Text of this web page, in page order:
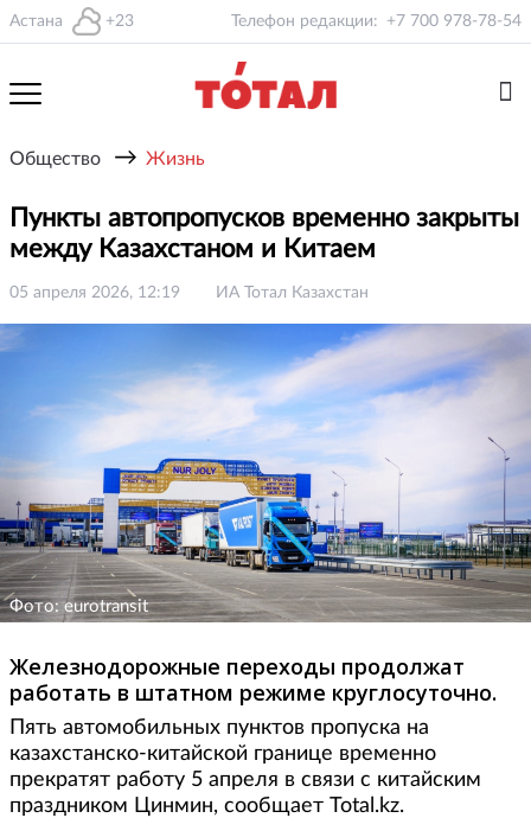
Астана +23 Телефон редакции: +7 700 978-78-54
Общество → Жизнь
Пункты автопропусков временно закрыты
между Казахстаном и Китаем
05 апреля 2026, 12:19 ИА Тотал Казахстан
Фото: eurotransit
Железнодорожные переходы продолжат
работать в штатном режиме круглосуточно.
Пять автомобильных пунктов пропуска на
казахстанско-китайской границе временно
прекратят работу 5 апреля в связи с китайским
праздником Цинмин, сообщает Total.kz.